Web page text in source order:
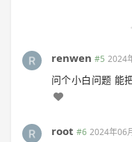
renwen #5 2024
问个小白问题 能
root #6 2024年06